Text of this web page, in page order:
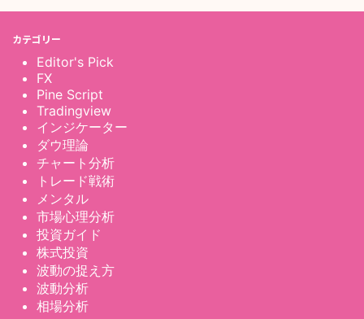
カテゴリー
Editor's Pick
FX
Pine Script
Tradingview
インジケーター
ダウ理論
チャート分析
トレード戦術
メンタル
市場心理分析
投資ガイド
株式投資
波動の捉え方
波動分析
相場分析